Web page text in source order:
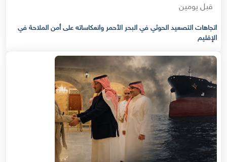
قبل يومين
اتجاهات التصعيد الحوثي في البحر الأحمر وانعكاساته على أمن الملاحة في
الإقليم